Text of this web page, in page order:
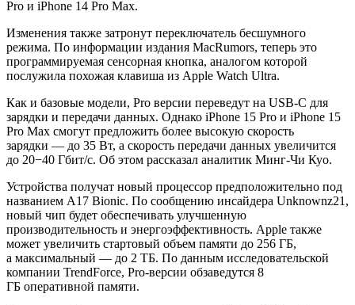
Pro и iPhone 14 Pro Max.
Изменения также затронут переключатель бесшумного
режима. По информации издания MacRumors, теперь это
программируемая сенсорная кнопка, аналогом которой
послужила похожая клавиша из Apple Watch Ultra.
Как и базовые модели, Pro версии переведут на USB-C для
зарядки и передачи данных. Однако iPhone 15 Pro и iPhone 15
Pro Max смогут предложить более высокую скорость
зарядки — до 35 Вт, а скорость передачи данных увеличится
до 20−40 Гбит/с. Об этом рассказал аналитик Минг-Чи Куо.
Устройства получат новый процессор предположительно под
названием A17 Bionic. По сообщению инсайдера Unknownz21,
новый чип будет обеспечивать улучшенную
производительность и энергоэффективность. Apple также
может увеличить стартовый объем памяти до 256 ГБ,
а максимальный — до 2 ТБ. По данным исследовательской
компании TrendForce, Pro-версии обзаведутся 8
ГБ оперативной памяти.